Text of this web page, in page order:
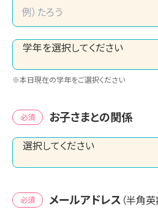
※本日現在の学年をご選択ください
必須 お子さまとの関係
必須 メールアドレス （半角英